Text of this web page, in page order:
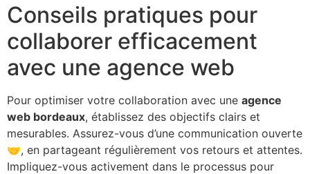
Conseils pratiques pour
collaborer efficacement
avec une agence web
Pour optimiser votre collaboration avec une agence
web bordeaux, établissez des objectifs clairs et
mesurables. Assurez-vous d’une communication ouverte
🤝, en partageant régulièrement vos retours et attentes.
Impliquez-vous activement dans le processus pour